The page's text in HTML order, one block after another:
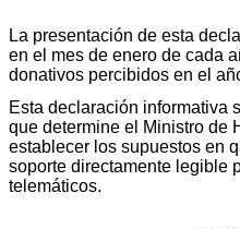
La presentación de esta
en el mes de enero de cada
donativos percibidos en el
Esta declaración informativa
que determine el Ministro de
establecer los supuestos en
soporte directamente legible
telemáticos.